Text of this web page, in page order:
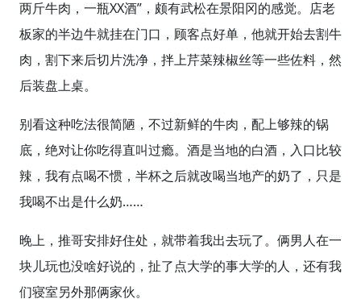
两斤牛肉，一瓶XX酒”，颇有武松在景阳冈的感觉。店老
板家的半边牛就挂在门口，顾客点好单，他就开始去割牛
肉，割下来后切片洗净，拌上芹菜辣椒丝等一些佐料，然
后装盘上桌。
别看这种吃法很简陋，不过新鲜的牛肉，配上够辣的锅
底，绝对让你吃得直叫过瘾。酒是当地的白酒，入口比较
辣，我有点喝不惯，半杯之后就改喝当地产的奶了，只是
我喝不出是什么奶……
晚上，推哥安排好住处，就带着我出去玩了。俩男人在一
块儿玩也没啥好说的，扯了点大学的事大学的人，还有我
们寝室另外那俩家伙。